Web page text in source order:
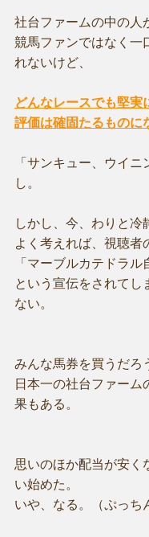
社台ファームの中の人
競馬ファンではなく一
れないけど、
どんなレースでも堅実
評価は確固たるものに
「サンキュー、ウイ
し。
しかし、今、わりと冷
よく考えれば、視聴者
「マーブルカテドラル
という宣伝をされてし
ない。
みんな馬券を買うだろ
日本一の社台ファーム
果もある。
思いのほか配当が安く
い始めた。
いや、なる。（ぷっ